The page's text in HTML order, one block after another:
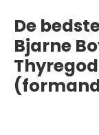
De
Bjarne